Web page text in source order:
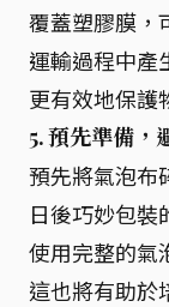
覆蓋塑膠膜，
運輸過程中產
更有效地保護
5.預先準備，
預先將氣泡布
日後巧妙包裝
使用完整的氣
這也將有助於